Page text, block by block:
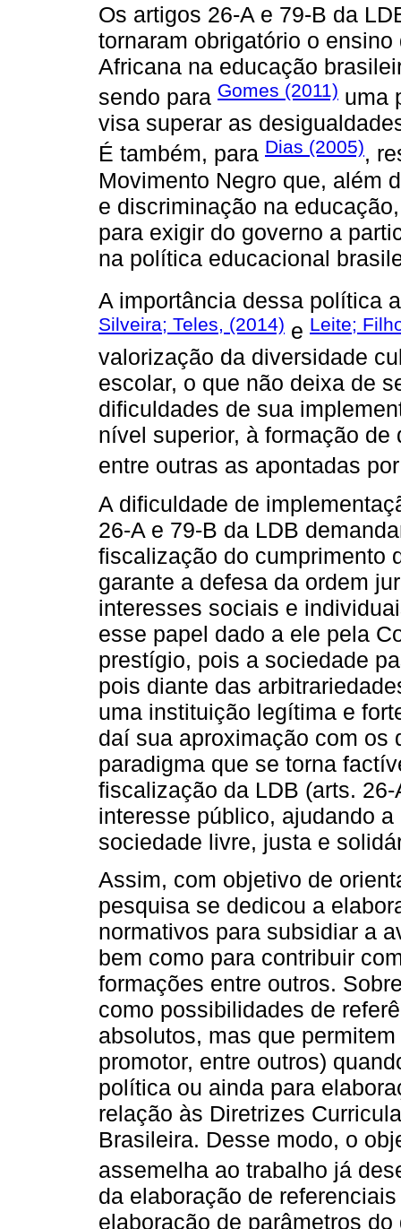
Os artigos 26-A e 79-B da
tornaram obrigatório o
Africana na educação
sendo para Gomes (2011) uma
visa superar as
É também, para Dias (2005),
Movimento Negro que, além
e discriminação na
para exigir do governo a
na política educacional
A importância dessa política
Silveira; Teles, (2014) e Leite;
valorização da diversidade
escolar, o que não deixa de
dificuldades de sua
nível superior, à formação
entre outras as apontadas
A dificuldade de
26-A e 79-B da LDB
fiscalização do cumprimento
garante a defesa da ordem
interesses sociais e
esse papel dado a ele pela
prestígio, pois a sociedade
pois diante das
uma instituição legítima e
daí sua aproximação com os
paradigma que se torna
fiscalização da LDB (arts.
interesse público, ajudando
sociedade livre, justa e
Assim, com objetivo de
pesquisa se dedicou a
normativos para subsidiar a
bem como para contribuir
formações entre outros.
como possibilidades de
absolutos, mas que
promotor, entre outros)
política ou ainda para
relação às Diretrizes
Brasileira. Desse modo, o
assemelha ao trabalho já
da elaboração de
elaboração de parâmetros